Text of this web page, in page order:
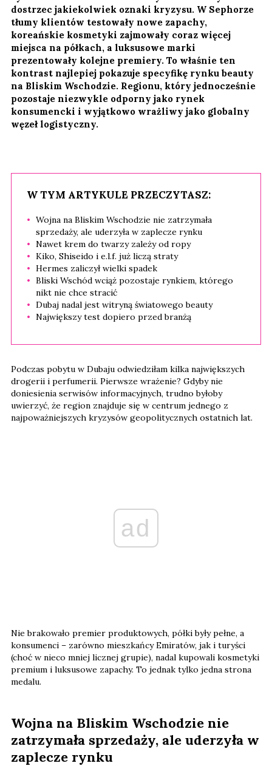
dostrzec jakiekolwiek oznaki kryzysu. W Sephorze
tłumy klientów testowały nowe zapachy,
koreańskie kosmetyki zajmowały coraz więcej
miejsca na półkach, a luksusowe marki
prezentowały kolejne premiery. To właśnie ten
kontrast najlepiej pokazuje specyfikę rynku beauty
na Bliskim Wschodzie. Regionu, który jednocześnie
pozostaje niezwykle odporny jako rynek
konsumencki i wyjątkowo wrażliwy jako globalny
węzeł logistyczny.
W TYM ARTYKULE PRZECZYTASZ:
Wojna na Bliskim Wschodzie nie zatrzymała
sprzedaży, ale uderzyła w zaplecze rynku
Nawet krem do twarzy zależy od ropy
Kiko, Shiseido i e.l.f. już liczą straty
Hermes zaliczył wielki spadek
Bliski Wschód wciąż pozostaje rynkiem, którego
nikt nie chce stracić
Dubaj nadal jest witryną światowego beauty
Największy test dopiero przed branżą
Podczas pobytu w Dubaju odwiedziłam kilka największych
drogerii i perfumerii. Pierwsze wrażenie? Gdyby nie
doniesienia serwisów informacyjnych, trudno byłoby
uwierzyć, że region znajduje się w centrum jednego z
najpoważniejszych kryzysów geopolitycznych ostatnich lat.
ad
Nie brakowało premier produktowych, półki były pełne, a
konsumenci – zarówno mieszkańcy Emiratów, jak i turyści
(choć w nieco mniej licznej grupie), nadal kupowali kosmetyki
premium i luksusowe zapachy. To jednak tylko jedna strona
medalu.
Wojna na Bliskim Wschodzie nie
zatrzymała sprzedaży, ale uderzyła w
zaplecze rynku